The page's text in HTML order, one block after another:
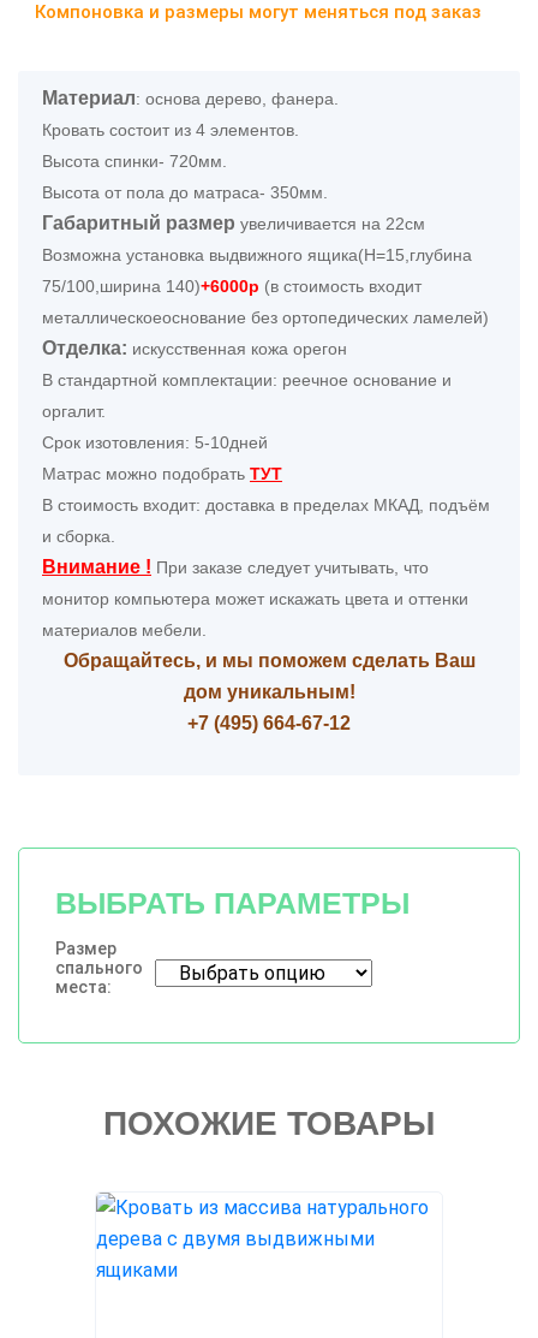
Компоновка и размеры могут меняться под заказ
Материал: основа дерево, фанера.
Кровать состоит из 4 элементов.
Высота спинки- 720мм.
Высота от пола до матраса- 350мм.
Габаритный размер увеличивается на 22см
Возможна установка выдвижного ящика(H=15,глубина
75/100,ширина 140)+6000р (в стоимость входит
металлическоеоснование без ортопедических ламелей)
Отделка: искусственная кожа орегон
В стандартной комплектации: реечное основание и
оргалит.
Срок изотовления: 5-10дней
Матрас можно подобрать ТУТ
В стоимость входит: доставка в пределах МКАД, подъём
и сборка.
Внимание ! При заказе следует учитывать, что
монитор компьютера может искажать цвета и оттенки
материалов мебели.
Обращайтесь, и мы поможем сделать Ваш
дом уникальным!
+7 (495) 664-67-12
ВЫБРАТЬ ПАРАМЕТРЫ
Размер
спального
места:
ПОХОЖИЕ ТОВАРЫ